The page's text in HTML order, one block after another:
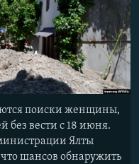
поиски женщины,
без вести с 18 июня.
Ялты
шансов обнаружить